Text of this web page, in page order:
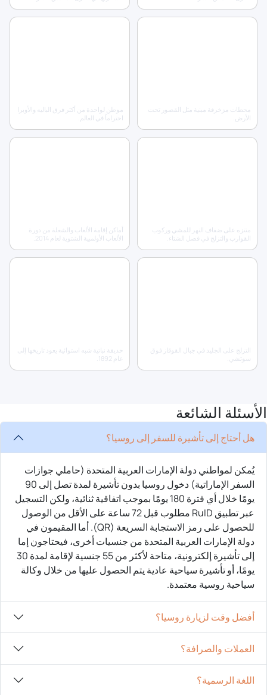
محطات مزخرفة مبنية مثل القصور تحت
الأرض.
موطن لواحدة من أكثر فرق الباليه والأوبرا
احتراماً في العالم.
منتزه على ضفاف النهر للمشي وركوب
القوارب والتزلج في فصل الشتاء.
أماكن إقامة الألعاب والشعلة من دورة
الألعاب الأولمبية الشتوية لعام 2014.
التزلج على الجليد في جبال القوقاز فوق
سوتشي.
حديقة نباتية شبه استوائية يعود تاريخها إلى
عام 1892.
الأسئلة الشائعة
هل أحتاج إلى تأشيرة للسفر إلى روسيا؟
يُمكن لمواطني دولة الإمارات العربية المتحدة (حاملي جوازات
السفر الإماراتية) دخول روسيا بدون تأشيرة لمدة تصل إلى 90
يومًا خلال أي فترة 180 يومًا بموجب اتفاقية ثنائية، ولكن التسجيل
عبر تطبيق RuID مطلوب قبل 72 ساعة على الأقل من الوصول
للحصول على رمز الاستجابة السريعة (QR). أما المقيمون في
دولة الإمارات العربية المتحدة من جنسيات أخرى، فيحتاجون إما
إلى تأشيرة إلكترونية، متاحة لأكثر من 55 جنسية لإقامة لمدة 30
يومًا، أو تأشيرة سياحية عادية يتم الحصول عليها من خلال وكالة
سياحية روسية معتمدة.
أفضل وقت لزيارة روسيا؟
العملات والصرافة؟
اللغة الرسمية؟